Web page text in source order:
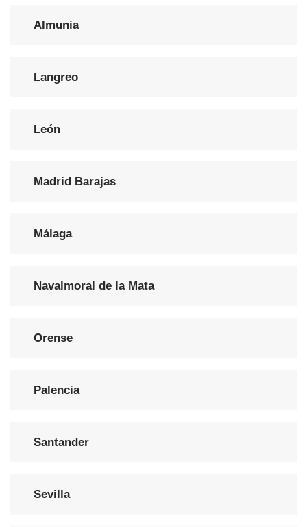
Almunia
Langreo
León
Madrid Barajas
Málaga
Navalmoral de la Mata
Orense
Palencia
Santander
Sevilla